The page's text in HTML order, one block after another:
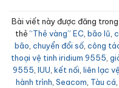
Bài viết này được đăng trong
thẻ “Thẻ vàng” EC, bão lũ,
bão, chuyển đổi số, công
thoại vệ tinh iridium 9555,
9555, IUU, kết nối, liên lạc
hành trình, Seacom, Tàu cá,